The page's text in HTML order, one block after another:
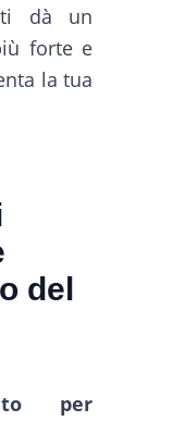
dà un
forte e
la tua
del
per